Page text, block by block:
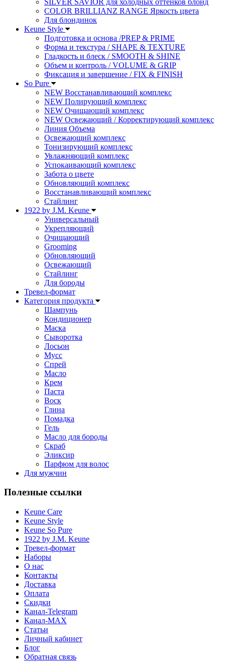
COLOR BRILLIANZ RANGE Яркость цвета
Для блондинок
Keune Style
Подготовка и основа /PREP & PRIME
Форма и текстура / SHAPE & TEXTURE
Гладкость и блеск / SMOOTH & SHINE
Объем и контроль / VOLUME & GRIP
Фиксация и завершение / FIX & FINISH
So Pure
NEW Восстанавливающий комплекс
NEW Полирующий комплекс
NEW Очищающий комплекс
NEW Освежающий / Корректирующий комплекс
Линия Объема
Освежающий комплекс
Тонизирующий комплекс
Увлажняющий комплекс
Успокаивающий комплекс
Забота о цвете
Обновляющий комплекс
Восстанавливающий комплекс
Стайлинг
1922 by J.M. Keune
Универсальный
Укрепляющий
Очищающий
Grooming
Обновляющий
Освежающий
Стайлинг
Для бороды
Тревел-формат
Категория продукта
Шампунь
Кондиционер
Маска
Сыворотка
Лосьон
Мусс
Спрей
Масло
Крем
Паста
Воск
Глина
Помадка
Гель
Масло для бороды
Cкраб
Эликсир
Парфюм для волос
Для мужчин
Полезные ссылки
Keune Care
Keune Style
Keune So Pure
1922 by J.M. Keune
Тревел-формат
Наборы
О нас
Контакты
Доставка
Оплата
Скидки
Канал-Telegram
Канал-МAX
Статьи
Личный кабинет
Блог
Обратная связь